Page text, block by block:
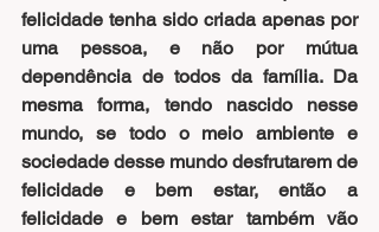
felicidade tenha sido criada apenas por
uma pessoa, e não por mútua
dependência de todos da família. Da
mesma forma, tendo nascido nesse
mundo, se todo o meio ambiente e
sociedade desse mundo desfrutarem de
felicidade e bem estar, então a
felicidade e bem estar também vão